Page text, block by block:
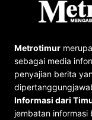
Metrotimur
sebagai media
penyajian berita
Informasi dari
jembatan informasi